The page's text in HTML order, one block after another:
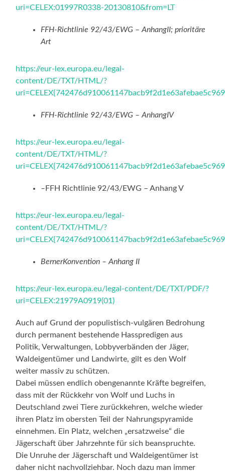
uri=CELEX:01997R0338-20130810&from=LT
FFH-Richtlinie 92/43/EWG – AnhangII; prioritäre
Art
https://eur-lex.europa.eu/legal-
content/DE/TXT/HTML/?
FFH-Richtlinie 92/43/EWG – AnhangIV
https://eur-lex.europa.eu/legal-
content/DE/TXT/HTML/?
–FFH Richtlinie 92/43/EWG – Anhang V
https://eur-lex.europa.eu/legal-
content/DE/TXT/HTML/?
BernerKonvention – Anhang II
https://eur-lex.europa.eu/legal-content/DE/TXT/PDF/?
uri=CELEX:21979A0919(01)
Auch auf Grund der populistisch-vulgären Bedrohung
durch permanent bestehende Hasspredigen aus
Politik, Verwaltungen, Lobbyverbänden der Jäger,
Waldeigentümer und Landwirte, gilt es den Wolf
weiter massiv zu schützen.
Dabei müssen endlich obengenannte Kräfte begreifen,
dass mit der Rückkehr von Wolf und Luchs in
Deutschland zwei Tiere zurückkehren, welche wieder
ihren Platz im obersten Teil der Nahrungspyramide
einnehmen. Ein Platz, welchen „ersatzweise“ die
Jägerschaft über Jahrzehnte für sich beanspruchte.
Die Unruhe der Jägerschaft und Waldeigentümer ist
daher nicht nachvollziehbar. Noch dazu man immer